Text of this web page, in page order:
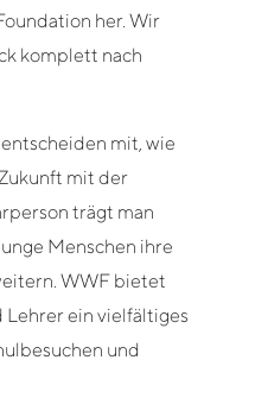
her. Wir
komplett nach
mit, wie
mit der
trägt man
Menschen ihre
WWF bietet
ein vielfältiges
und